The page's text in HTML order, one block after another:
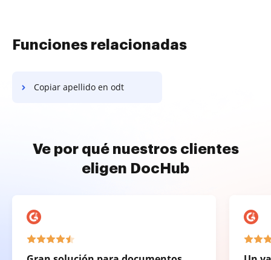
Funciones relacionadas
Copiar apellido en odt
Ve por qué nuestros clientes
eligen DocHub